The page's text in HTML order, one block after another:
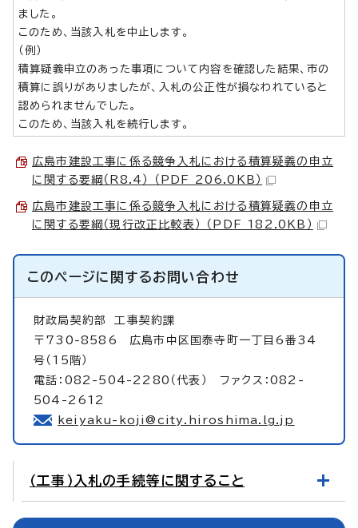
ました。
このため、当該入札を中止します。
（例）
積算疑義申立のあった事項について内容を確認した結果、市の
積算に誤りがありましたが、入札の公正性が損なわれていると
認められませんでした。
このため、当該入札を続行します。
広島市建設工事に係る競争入札における積算疑義の申立
に関する要綱（R8.4） （PDF 206.0KB）
広島市建設工事に係る競争入札における積算疑義の申立
に関する要綱（現行改正比較表） （PDF 182.0KB）
このページに関するお問い合わせ
財政局契約部工事契約課
〒730-8586 広島市中区国泰寺町一丁目6番34
号（15階）
電話：082-504-2280（代表） ファクス：082-
504-2612
keiyaku-koji@city.hiroshima.lg.jp
（工事）入札の手続等に関すること